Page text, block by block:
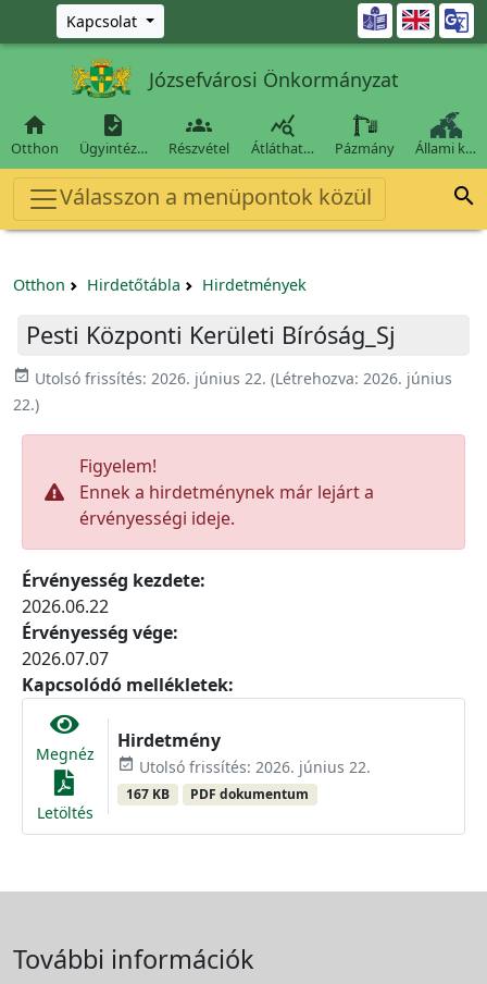
Ugrás a fő tartalomra
Kapcsolat 
Józsefvárosi Önkormányzat

Otthon

Ügyintéz…

Részvétel

Átláthat… Pázmány Állami k…
Válasszon a menüpontok közül 
Otthon Hirdetőtábla Hirdetmények
Pesti Központi Kerületi Bíróság_Sj
event_available Utolsó frissítés: 2026. június 22. (Létrehozva: 2026. június
22.)
Figyelem!
Ennek a hirdetménynek már lejárt a
érvényességi ideje.
Érvényesség kezdete:
2026.06.22
Érvényesség vége:
2026.07.07
Kapcsolódó mellékletek:
Megnéz
Letöltés
Hirdetmény
event_available Utolsó frissítés: 2026. június 22.
167 KB PDF dokumentum
További információk